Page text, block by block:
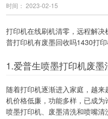
时间： 2023-02-15
打印机在线刷机清零，远程解
普打印机有废墨回收吗1430打
1.爱普生喷墨打印机废墨
随着打印机逐渐进入家庭，越
机价格低廉，功能多样，已成
喷墨打印机、废墨清洗和喷嘴清